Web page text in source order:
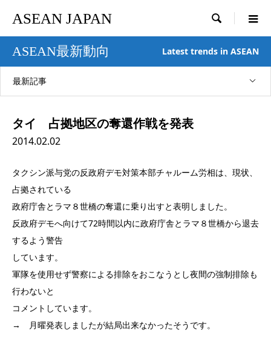
ASEAN JAPAN 
ASEAN最新動向 Latest trends in ASEAN
最新記事
タイ 占拠地区の奪還作戦を発表
2014.02.02
タクシン派与党の反政府デモ対策本部チャルーム労相は、現状、
占拠されている
政府庁舎とラマ８世橋の奪還に乗り出すと表明しました。
反政府デモへ向けて72時間以内に政府庁舎とラマ８世橋から退去
するよう警告
しています。
軍隊を使用せず警察による排除をおこなうとし夜間の強制排除も
行わないと
コメントしています。
→ 月曜発表しましたが結局出来なかったそうです。